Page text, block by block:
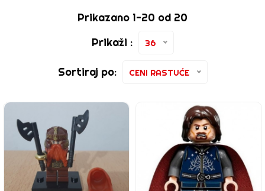
Prikazano 1-20 od 20
Prikaži :
36
Sortiraj po: CENI RASTUĆE